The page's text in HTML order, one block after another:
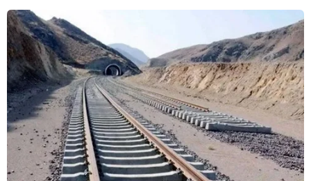
Khởi tố đối tượng giả danh Công an,
lừa đảo "chạy án" tại Đắk Lắk
06/08/2026 15:07
Cảnh sát khám xét nơi ở của Huấn
"Hoa Hồng"
06/08/2026 15:04